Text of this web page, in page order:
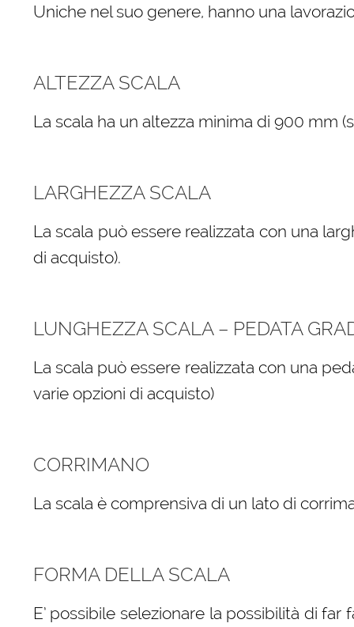
Uniche nel suo genere, hanno una
ALTEZZA SCALA
La scala ha un altezza minima di 900 mm
LARGHEZZA SCALA
La scala può essere realizzata con una
di acquisto).
LUNGHEZZA SCALA – PEDATA
La scala può essere realizzata con una
varie opzioni di acquisto)
CORRIMANO
La scala è comprensiva di un lato di
FORMA DELLA SCALA
E’ possibile selezionare la possibilità di